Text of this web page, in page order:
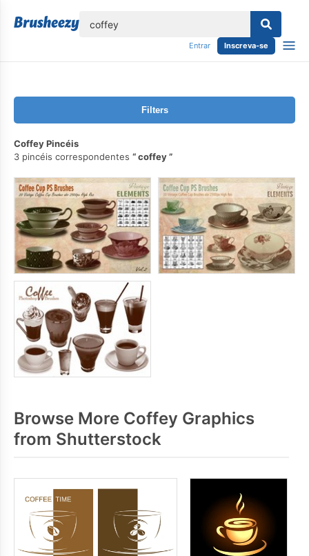
Entrar Inscreva-se
Filters
Coffey Pincéis
3 pincéis correspondentes
coffey
Browse More Coffey Graphics
from Shutterstock